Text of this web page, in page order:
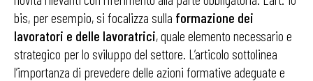
bis, per esempio, si focalizza sulla formazione dei
lavoratori e delle lavoratrici, quale elemento necessario e
strategico per lo sviluppo del settore. L’articolo sottolinea
l’importanza di prevedere delle azioni formative adeguate e